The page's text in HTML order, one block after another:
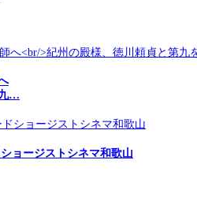
…
ョージストシネマ和歌山